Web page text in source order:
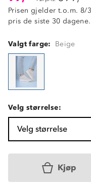
Prisen gjelder t.o.m. 8/
pris de siste 30 dagene.
Valgt farge: Beige
Velg størrelse:
Velg størrelse
Kjøp